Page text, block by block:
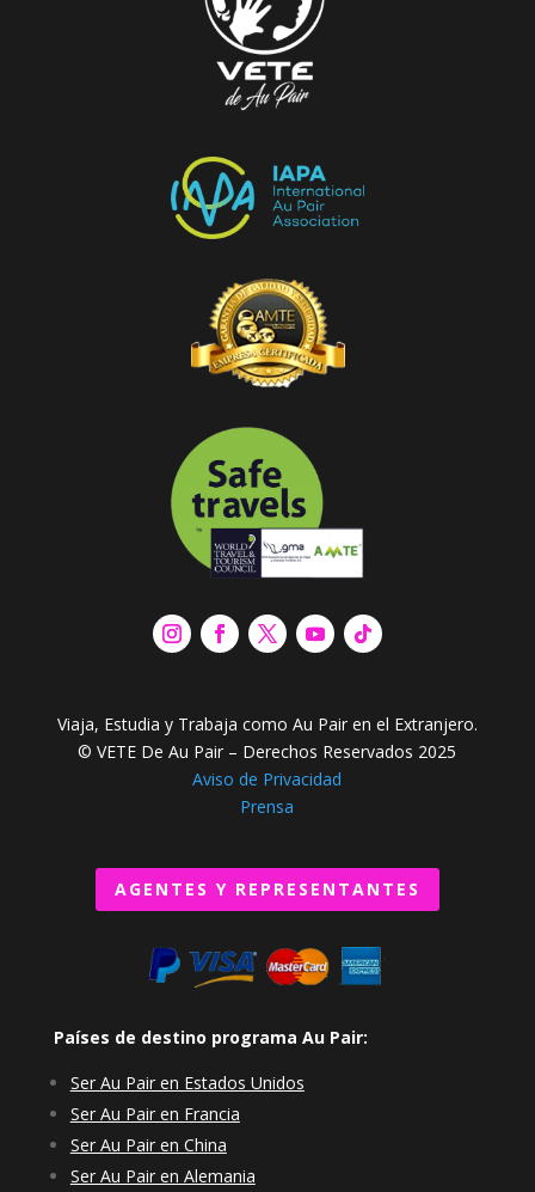
Viaja, Estudia y Trabaja como Au Pair en el Extranjero.
© VETE De Au Pair – Derechos Reservados 2025
Aviso de Privacidad
Prensa
AGENTES Y REPRESENTANTES
Países de destino programa Au Pair:
Ser Au Pair en Estados Unidos
Ser Au Pair en Francia
Ser Au Pair en China
Ser Au Pair en Alemania